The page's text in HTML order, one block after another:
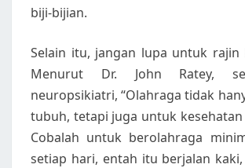
biji-bijian.
Selain itu, jangan lupa untuk rajin
Menurut Dr. John Ratey,
neuropsikiatri, “Olahraga tidak
tubuh, tetapi juga untuk kesehatan
Cobalah untuk berolahraga
setiap hari, entah itu berjalan